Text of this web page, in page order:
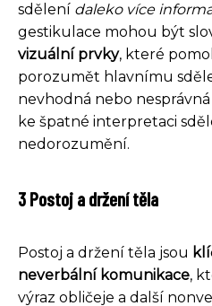
sdělení daleko více
gestikulace mohou být
vizuální prvky, které
porozumět hlavnímu
nevhodná nebo
ke špatné interpretaci
nedorozumění.
3 Postoj a držení těla
Postoj a držení těla jsou
neverbální komunikace,
výraz obličeje a další